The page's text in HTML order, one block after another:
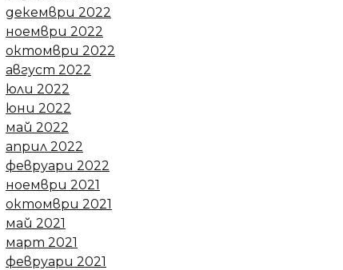
декември 2022
ноември 2022
октомври 2022
август 2022
юли 2022
юни 2022
май 2022
април 2022
февруари 2022
ноември 2021
октомври 2021
май 2021
март 2021
февруари 2021